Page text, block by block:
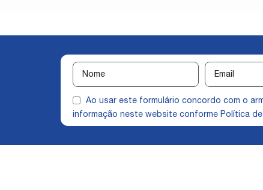
Ao usar este formulário concordo com o
informação neste website conforme Política